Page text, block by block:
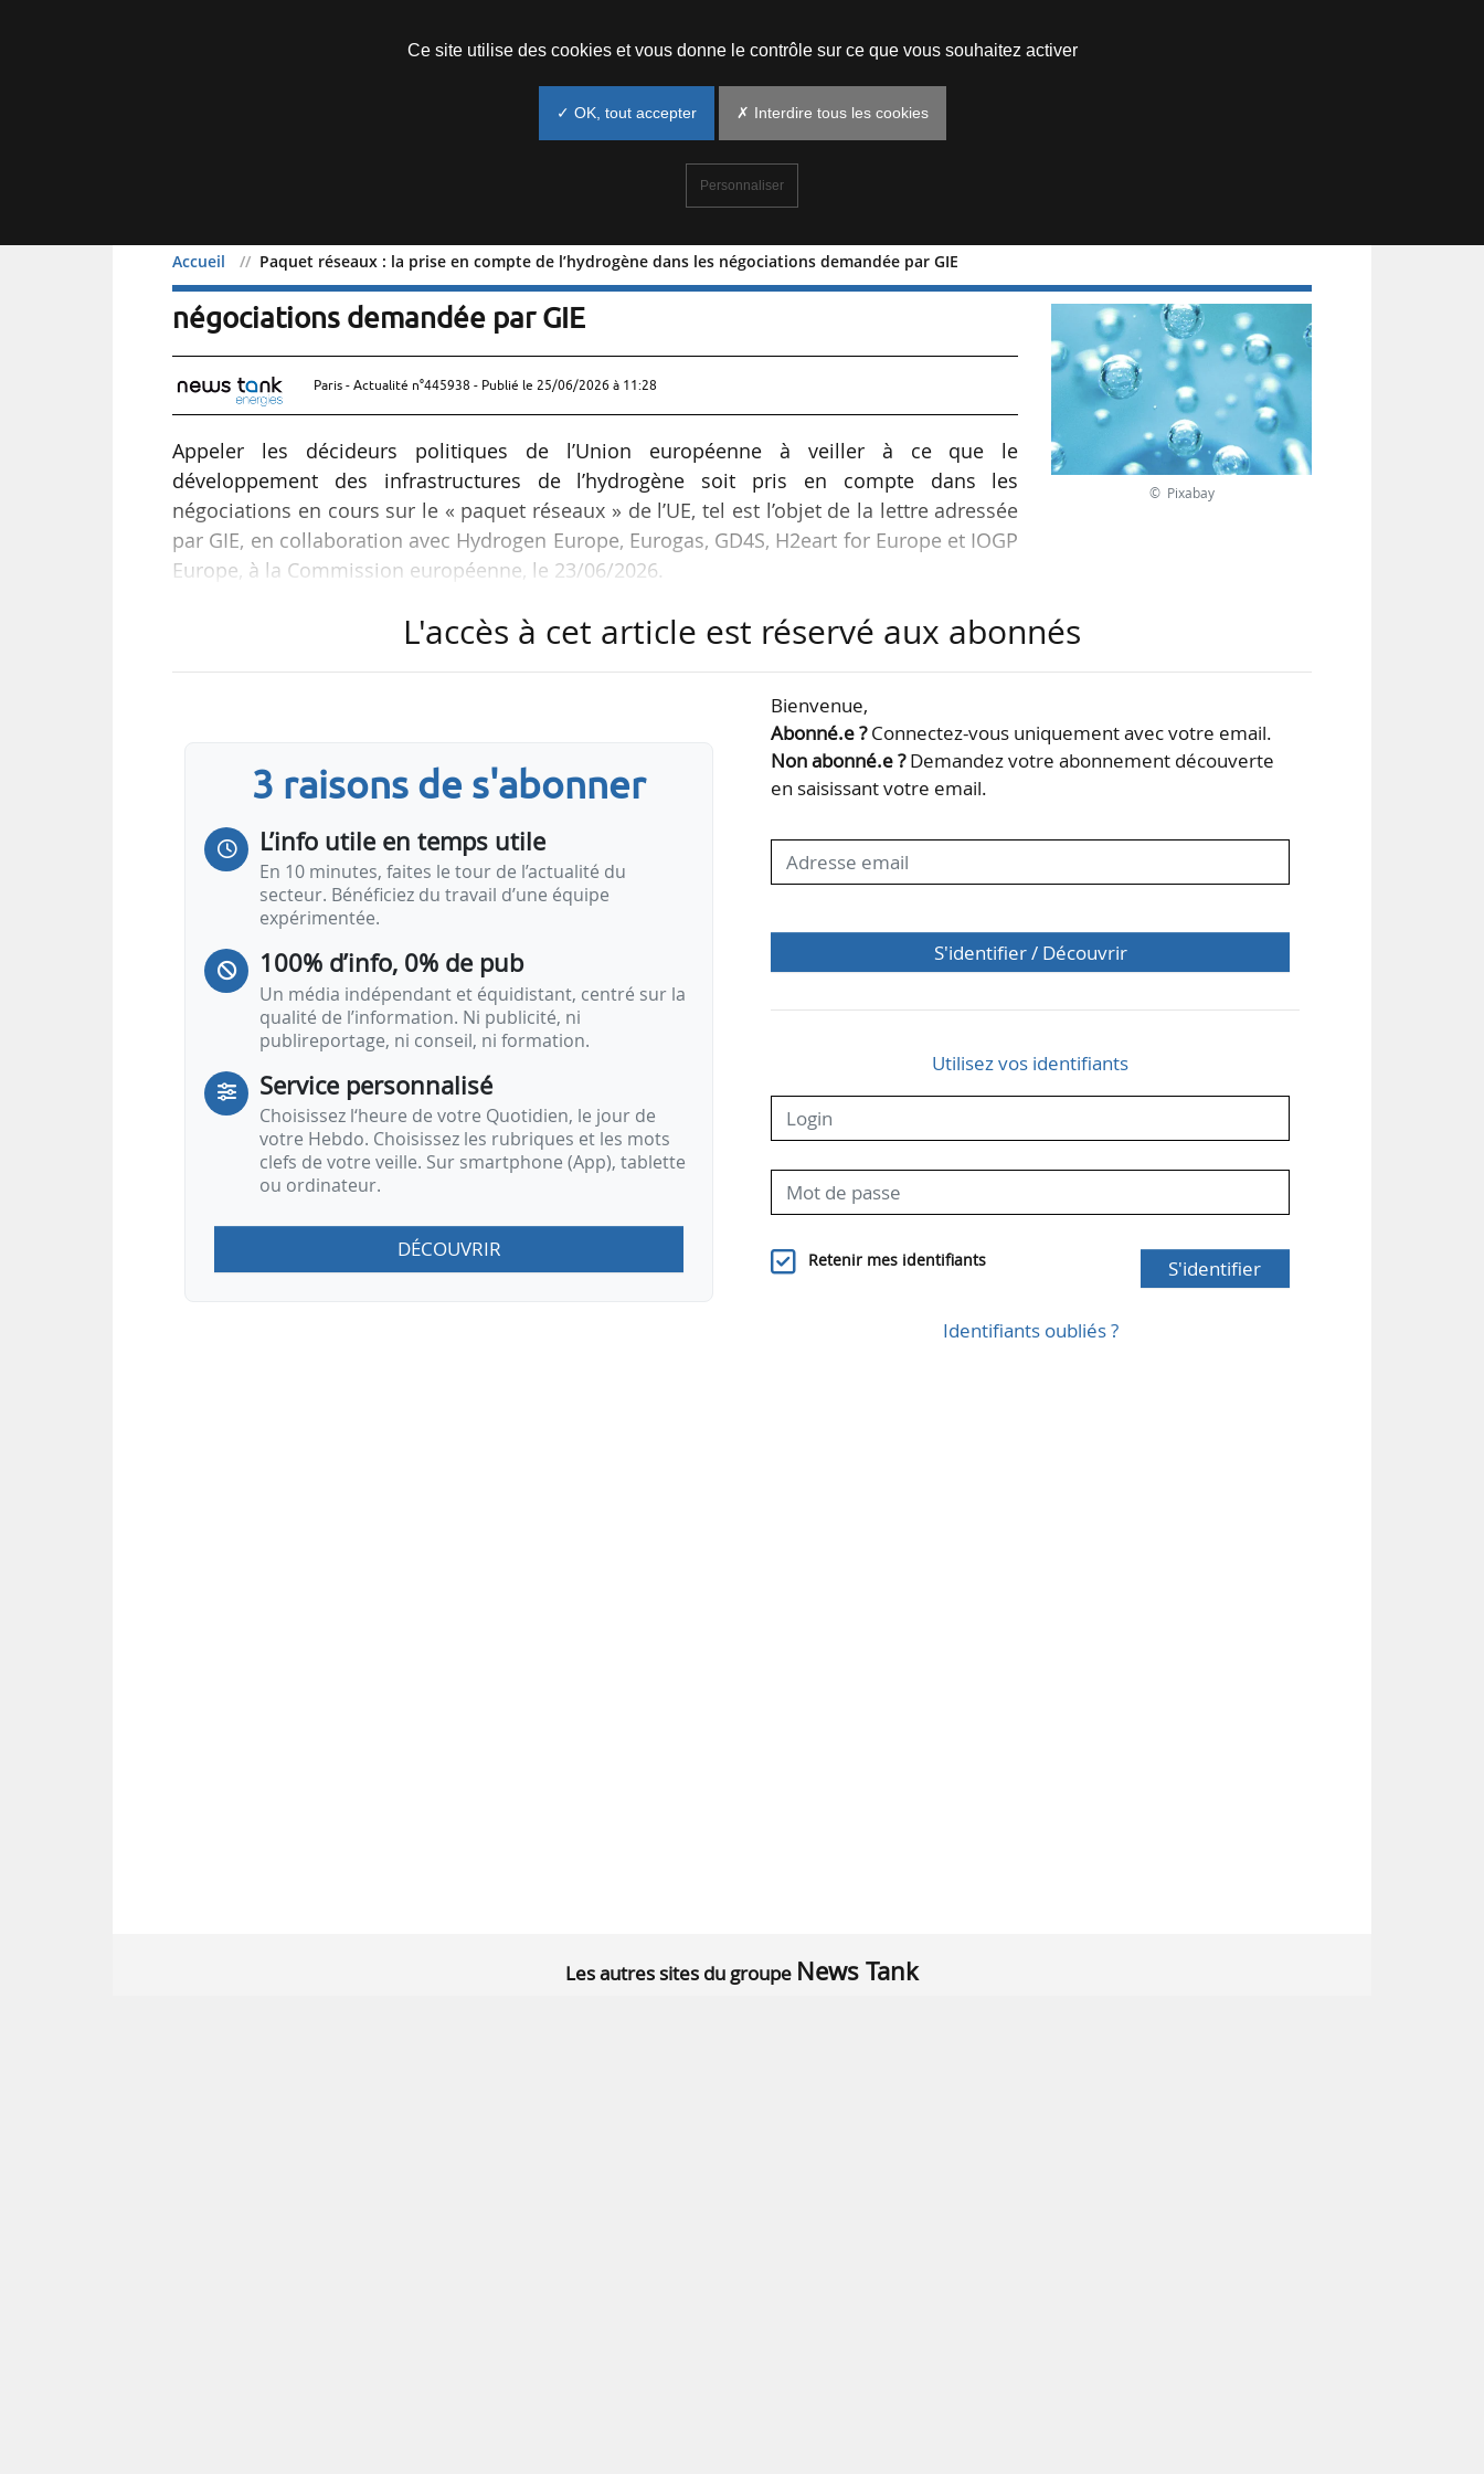
Accueil Paquet réseaux : la prise en compte de l’hydrogène dans les négociations demandée par GIE
Paquet réseaux : la prise en compte de l’hydrogène dans les
négociations demandée par GIE
Paris - Actualité n°445938 - Publié le 25/06/2026 à 11:28
Appeler les décideurs politiques de l’Union européenne à veiller à ce que le
développement des infrastructures de l’hydrogène soit pris en compte dans les
négociations en cours sur le « paquet réseaux » de l’UE, tel est l’objet de la lettre adressée
par GIE, en collaboration avec Hydrogen Europe, Eurogas, GD4S, H2eart for Europe et IOGP
Europe, à la Commission européenne, le 23/06/2026.
« Des mesures sont nécessaires, notamment concernant la position du Conseil, afin de
Elles préconisent :
les…
© Pixabay
L'accès à cet article est réservé aux abonnés
3 raisons de s'abonner
L’info utile en temps utile
En 10 minutes, faites le tour de l’actualité du
secteur. Bénéficiez du travail d’une équipe
expérimentée.
100% d’info, 0% de pub
Un média indépendant et équidistant, centré sur la
qualité de l’information. Ni publicité, ni
publireportage, ni conseil, ni formation.
Service personnalisé
Choisissez l‘heure de votre Quotidien, le jour de
votre Hebdo. Choisissez les rubriques et les mots
clefs de votre veille. Sur smartphone (App), tablette
ou ordinateur.
DÉCOUVRIR
Bienvenue,
Abonné.e ?Connectez-vous uniquement avec votre email.
Non abonné.e ?Demandez votre abonnement découverte
en saisissant votre email.
S'identifier / Découvrir
Utilisez vos identifiants
Retenir mes identifiants S'identifier
Identifiants oubliés ?
Les autres sites du groupe News Tank
Ce site utilise des cookies et vous donne le contrôle sur ce que vous souhaitez activer
✓ OK, tout accepter ✗ Interdire tous les cookies
Personnaliser